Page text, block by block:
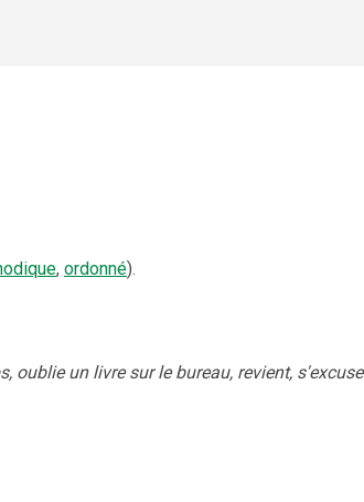
, ordonné).
oublie un livre sur le bureau, revient, s'excuse